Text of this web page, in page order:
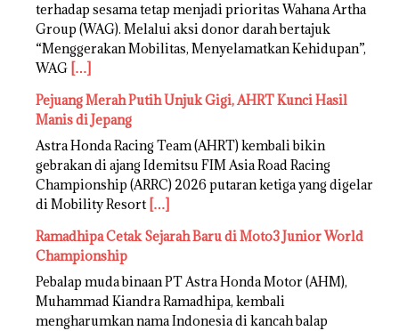
terhadap sesama tetap menjadi prioritas Wahana Artha
Group (WAG). Melalui aksi donor darah bertajuk
“Menggerakan Mobilitas, Menyelamatkan Kehidupan”,
WAG […]
Pejuang Merah Putih Unjuk Gigi, AHRT Kunci Hasil
Manis di Jepang
Astra Honda Racing Team (AHRT) kembali bikin
gebrakan di ajang Idemitsu FIM Asia Road Racing
Championship (ARRC) 2026 putaran ketiga yang digelar
di Mobility Resort […]
Ramadhipa Cetak Sejarah Baru di Moto3 Junior World
Championship
Pebalap muda binaan PT Astra Honda Motor (AHM),
Muhammad Kiandra Ramadhipa, kembali
mengharumkan nama Indonesia di kancah balap